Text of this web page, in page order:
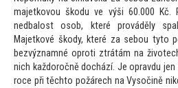
majetkovou škodu ve výši 60.000 Kč.
nedbalost osob, které prováděly
Majetkové škody, které za sebou tyto
bezvýznamné oproti ztrátám na
nich každoročně dochází. Je opravdu
roce při těchto požárech na Vysočině